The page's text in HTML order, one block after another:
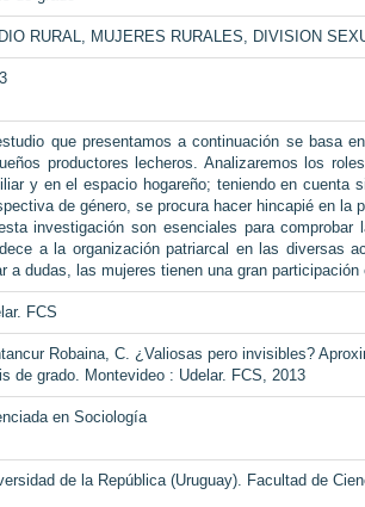
RURAL, MUJERES RURALES, DIVISION
que presentamos a continuación se basa
productores lecheros. Analizaremos los
y en el espacio hogareño; teniendo en cuenta
de género, se procura hacer hincapié en
investigación son esenciales para
a la organización patriarcal en las diversas
a dudas, las mujeres tienen una gran
FCS
Robaina, C. ¿Valiosas pero invisibles?
de grado. Montevideo : Udelar. FCS, 2013
en Sociología
de la República (Uruguay). Facultad de